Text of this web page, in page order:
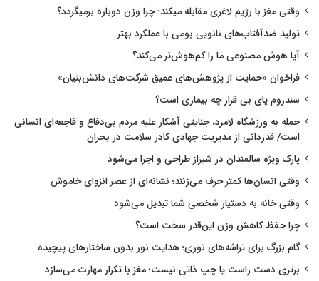
وقتی مغز با رژیم لاغری مقابله میکند: چرا وزن دوباره برمیگردد؟
تولید ضدآفتاب‌های نانویی بومی با عملکرد بهتر
آیا هوش مصنوعی ما را کم‌هوش‌تر می‌کند؟
فراخوان «حمایت از پژوهش‌های عمیق شرکت‌های دانش‌بنیان»
سندروم پای بی قرار چه بیماری است؟
حمله به ورزشگاه لامرد، جنایتی آشکار علیه مردم بی‌دفاع و فاجعه‌ای انسانی
است/ قدردانی از مدیریت جهادی کادر سلامت در بحران
پارک ویژه سالمندان در شیراز طراحی و اجرا می‌شود
وقتی انسان‌ها کمتر حرف می‌زنند؛ نشانه‌ای از عصر انزوای خاموش
وقتی خانه به دستیار شخصی شما تبدیل می‌شود
چرا حفظ کاهش وزن این‌قدر سخت است؟
گام بزرگ برای تراشه‌های نوری؛ هدایت نور بدون ساختارهای پیچیده
برتری دست راست یا چپ ذاتی نیست؛ مغز با تکرار مهارت می‌سازد